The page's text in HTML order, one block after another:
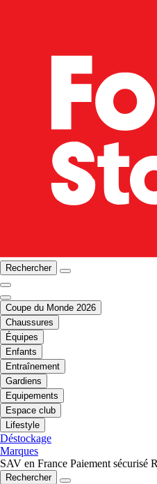
Rechercher
Coupe du Monde 2026
Chaussures
Équipes
Enfants
Entraînement
Gardiens
Equipements
Espace club
Lifestyle
Déstockage
Marques
SAV en France Paiement sécurisé
Rechercher